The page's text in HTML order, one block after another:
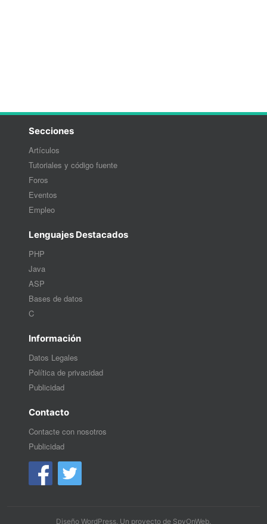
Secciones
Artículos
Tutoriales y código fuente
Foros
Eventos
Empleo
Lenguajes Destacados
PHP
Java
ASP
Bases de datos
C
Información
Datos Legales
Política de privacidad
Publicidad
Contacto
Contacte con nosotros
Publicidad
Diseño WordPress. Un proyecto de SpyOnWeb.